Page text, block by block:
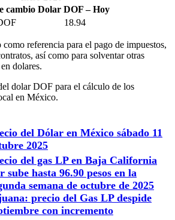
cambio Dolar DOF – Hoy
18.94
referencia para el pago de impuestos,
así como para solventar otras
dolares.
dolar DOF para el cálculo de los
en México.
del Dólar en México sábado 11
2025
del gas LP en Baja California
sube hasta 96.90 pesos en la
semana de octubre de 2025
precio del Gas LP despide
con incremento